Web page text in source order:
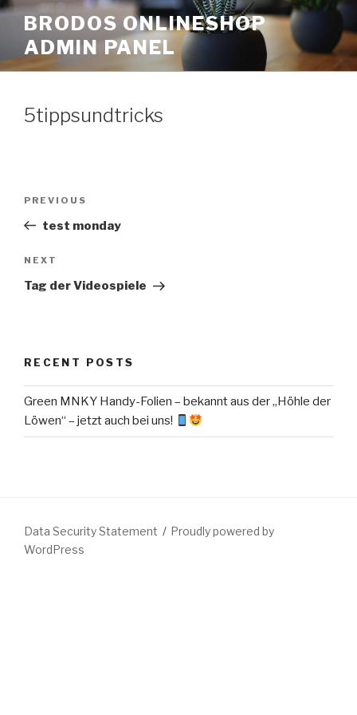
Skip
content
BRODOS ONLINESHOP
ADMIN PANEL
5tippsundtricks
Previous
Post
PREVIOUS
test monday
Next
Post
NEXT
Tag der Videospiele
RECENT POSTS
Green MNKY Handy-Folien – bekannt aus der „Höhle der
Löwen“ – jetzt auch bei uns!
Data Security Statement
Proudly powered by
WordPress